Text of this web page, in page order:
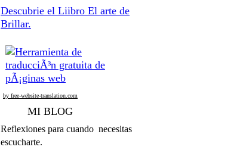
Descubrie el Liibro El arte de
Brillar.
by free-website-translation.com
MI BLOG
Reflexiones para cuando necesitas
escucharte.